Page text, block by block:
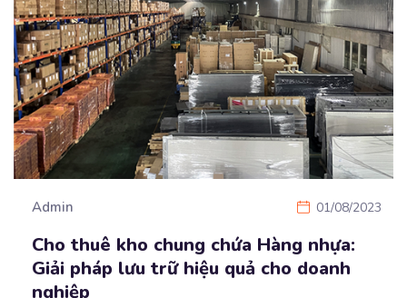
Admin 01/08/2023
Cho thuê kho chung chứa Hàng nhựa:
Giải pháp lưu trữ hiệu quả cho doanh
nghiệp